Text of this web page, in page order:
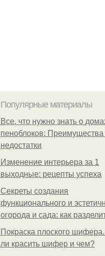
Популярные материалы
Все, что нужно знать о
пеноблоков: Преимущества
недостатки
Изменение интерьера за 1
выходные: рецепты успеха
Секреты создания
функционального и
огорода и сада: как
Покраска плоского
ли красить шифер и чем?